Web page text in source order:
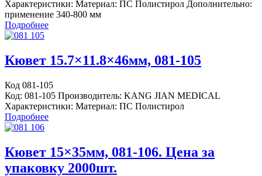
Характеристики: Материал: ПС Полистирол Дополнительно:
применение 340-800 мм
Подробнее
Кювет 15.7×11.8×46мм, 081-105
Код 081-105
Код: 081-105 Производитель: KANG JIAN MEDICAL
Характеристики: Материал: ПС Полистирол
Подробнее
Кювет 15×35мм, 081-106. Цена за
упаковку 2000шт.